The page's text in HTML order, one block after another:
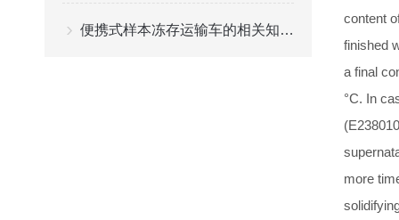
便携式样本冻存运输车的相关知识普及
content
finished
a final
°C. In
more